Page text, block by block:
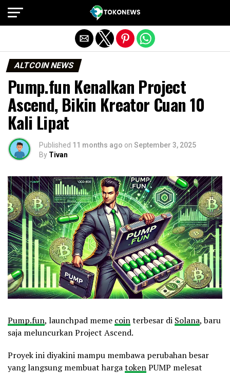
ALTCOIN NEWS
Pump.fun Kenalkan Project
Ascend, Bikin Kreator Cuan 10
Kali Lipat
Published 11 months ago on September 3, 2025
By Tivan
Pump.fun, launchpad meme cointerbesar di Solana, baru
saja meluncurkan Project Ascend.
Proyek ini diyakini mampu membawa perubahan besar
yang langsung membuat hargatokenPUMP melesat
Exit mobile version